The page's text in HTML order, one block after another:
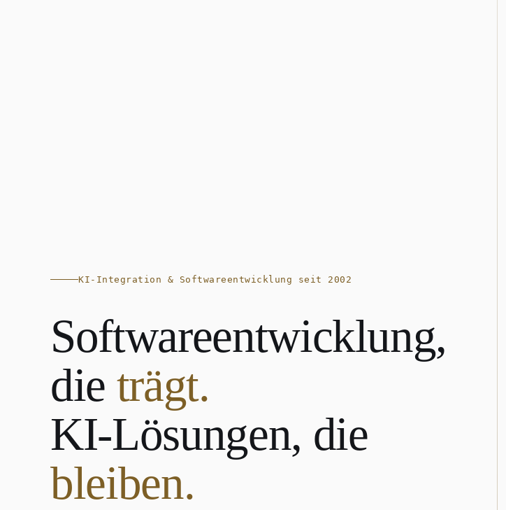
KI-Integration & Softwareentwicklung seit 2002
Softwareentwicklung,
die trägt.
KI-Lösungen, die
bleiben.